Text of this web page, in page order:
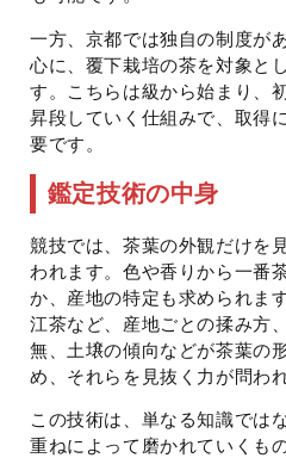
一方、京都では独自の制度が
心に、覆下栽培の茶を対象と
す。こちらは級から始まり、
昇段していく仕組みで、取得
要です。
鑑定技術の中身
競技では、茶葉の外観だけを
われます。色や香りから一番
か、産地の特定も求められま
江茶など、産地ごとの揉み方
無、土壌の傾向などが茶葉の
め、それらを見抜く力が問わ
この技術は、単なる知識では
重ねによって磨かれていくも